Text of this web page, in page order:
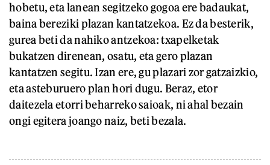
hobetu, eta lanean segitzeko gogoa ere badaukat,
baina bereziki plazan kantatzekoa. Ez da besterik,
gurea beti da nahiko antzekoa: txapelketak
bukatzen direnean, osatu, eta gero plazan
kantatzen segitu. Izan ere, gu plazari zor gatzaizkio,
eta asteburuero plan hori dugu. Beraz, etor
daitezela etorri beharreko saioak, ni ahal bezain
ongi egitera joango naiz, beti bezala.